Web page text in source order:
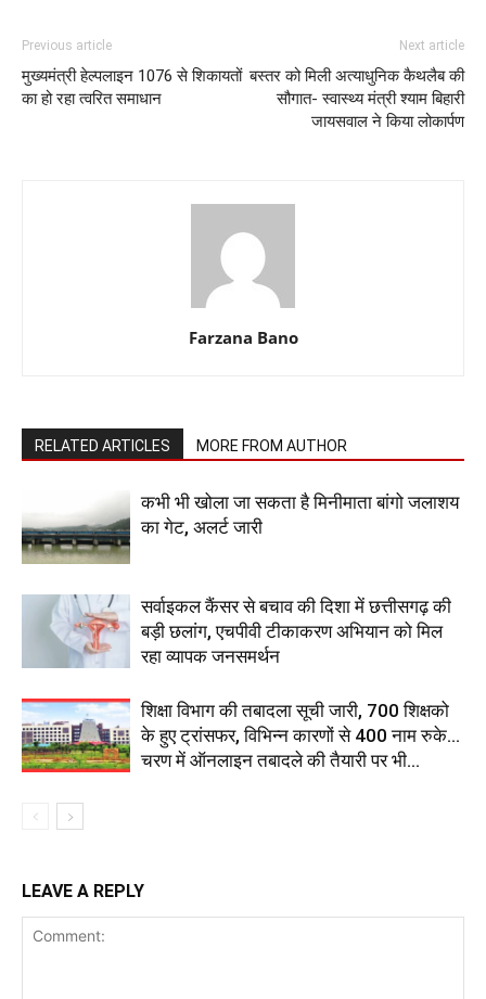
Previous article
मुख्यमंत्री हेल्पलाइन 1076 से शिकायतों
का हो रहा त्वरित समाधान
Next article
बस्तर को मिली अत्याधुनिक कैथलैब की
सौगात- स्वास्थ्य मंत्री श्याम बिहारी
जायसवाल ने किया लोकार्पण
Farzana Bano
RELATED ARTICLES MORE FROM AUTHOR
कभी भी खोला जा सकता है मिनीमाता बांगो जलाशय
का गेट, अलर्ट जारी
सर्वाइकल कैंसर से बचाव की दिशा में छत्तीसगढ़ की
बड़ी छलांग, एचपीवी टीकाकरण अभियान को मिल
रहा व्यापक जनसमर्थन
शिक्षा विभाग की तबादला सूची जारी, 700 शिक्षको
के हुए ट्रांसफर, विभिन्न कारणों से 400 नाम रुके…
चरण में ऑनलाइन तबादले की तैयारी पर भी...
LEAVE A REPLY